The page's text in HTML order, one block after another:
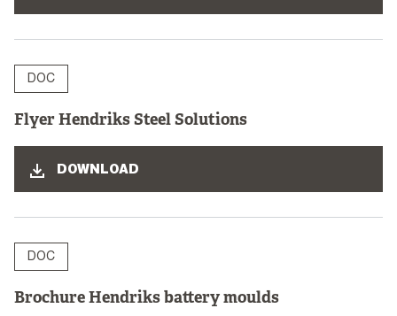
DOC
Flyer Hendriks Steel Solutions
DOWNLOAD
DOC
Brochure Hendriks battery moulds